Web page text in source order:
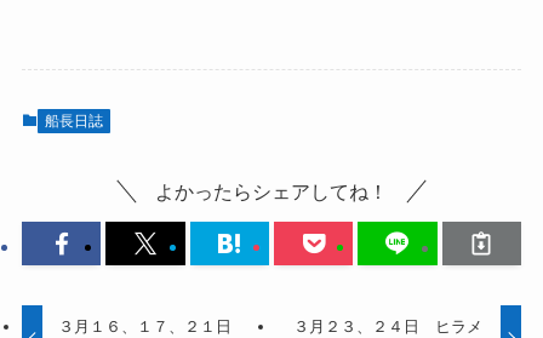
船長日誌
よかったらシェアしてね！
３月１６、１７、２１日
３月２３、２４日 ヒラメ